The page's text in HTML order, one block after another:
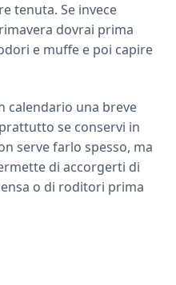
tenuta. Se invece
dovrai prima
e muffe e poi capire
calendario una breve
se conservi in
serve farlo spesso, ma
di accorgerti di
o di roditori prima